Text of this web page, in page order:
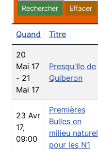
Rechercher Effacer
Quand Titre
20
Mai 17
- 21
Mai 17
Presqu'Ile de
Quiberon
23 Avr
17,
09:00
Premières
Bulles en
milieu naturel
pour les N1